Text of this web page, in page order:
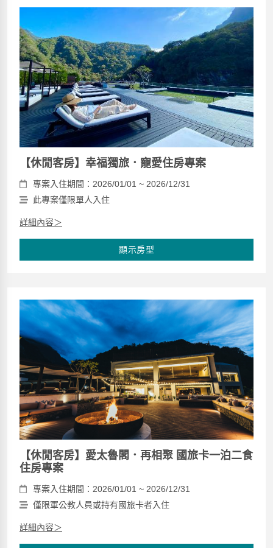
【休閒客房】幸福獨旅．寵愛住房專案
專案入住期間：2026/01/01 ~ 2026/12/31
此專案僅限單人入住
詳細內容＞
顯示房型
【休閒客房】愛太魯閣．再相聚 國旅卡一泊二食
住房專案
專案入住期間：2026/01/01 ~ 2026/12/31
僅限軍公教人員或持有國旅卡者入住
詳細內容＞